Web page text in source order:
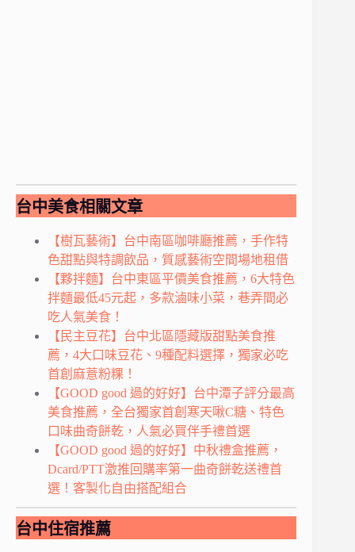
台中美食相關文章
【樹瓦藝術】台中南區咖啡廳推薦，手作特
色甜點與特調飲品，質感藝術空間場地租借
【夥拌麵】台中東區平價美食推薦，6大特色
拌麵最低45元起，多款滷味小菜，巷弄間必
吃人氣美食！
【民主豆花】台中北區隱藏版甜點美食推
薦，4大口味豆花、9種配料選擇，獨家必吃
首創麻薏粉粿！
【GOOD good 過的好好】台中潭子評分最高
美食推薦，全台獨家首創寒天啾C糖、特色
口味曲奇餅乾，人氣必買伴手禮首選
【GOOD good 過的好好】中秋禮盒推薦，
Dcard/PTT激推回購率第一曲奇餅乾送禮首
選！客製化自由搭配組合
台中住宿推薦